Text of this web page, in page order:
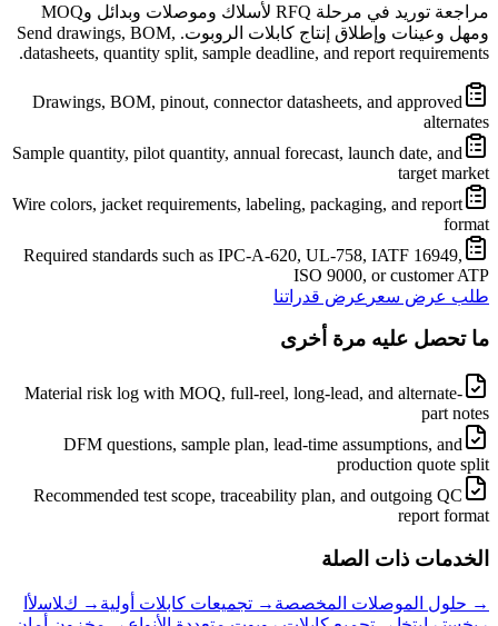
مراجعة توريد في مرحلة RFQ لأسلاك وموصلات وبدائل وMOQ
ومهل وعينات وإطلاق إنتاج كابلات الروبوت. Send drawings, BOM,
datasheets, quantity split, sample deadline, and report requirements.
Drawings, BOM, pinout, connector datasheets, and approved
alternates
Sample quantity, pilot quantity, annual forecast, launch date, and
target market
Wire colors, jacket requirements, labeling, packaging, and report
format
Required standards such as IPC-A-620, UL-758, IATF 16949,
ISO 9000, or customer ATP
طلب عرض سعر عرض قدراتنا
ما تحصل عليه مرة أخرى
Material risk log with MOQ, full-reel, long-lead, and alternate-
part notes
DFM questions, sample plan, lead-time assumptions, and
production quote split
Recommended test scope, traceability plan, and outgoing QC
report format
الخدمات ذات الصلة
→ حلول الموصلات المخصصة → تجميعات كابلات أولية → ﻙﻼ ﺳﻷ ﺍ